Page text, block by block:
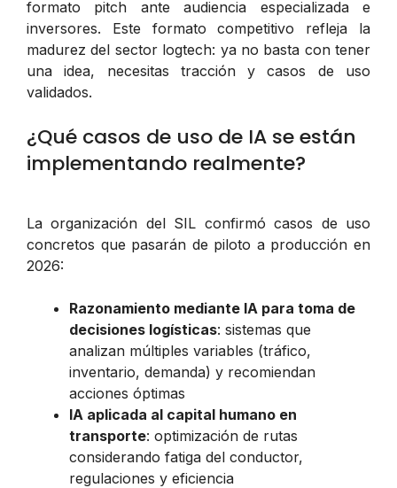
formato pitch ante audiencia especializada e
inversores. Este formato competitivo refleja la
madurez del sector logtech: ya no basta con tener
una idea, necesitas tracción y casos de uso
validados.
¿Qué casos de uso de IA se están
implementando realmente?
La organización del SIL confirmó casos de uso
concretos que pasarán de piloto a producción en
2026:
Razonamiento mediante IA para toma de
decisiones logísticas: sistemas que
analizan múltiples variables (tráfico,
inventario, demanda) y recomiendan
acciones óptimas
IA aplicada al capital humano en
transporte: optimización de rutas
considerando fatiga del conductor,
regulaciones y eficiencia